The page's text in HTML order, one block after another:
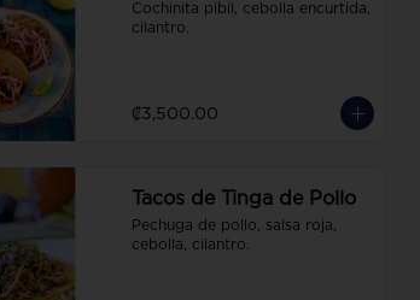
Cochinita pibil, cebolla encurtida,
cilantro.
₡3,500.00
Tacos de Tinga de Pollo
Pechuga de pollo, salsa roja,
cebolla, cilantro.